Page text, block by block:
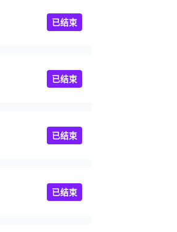
已结束
已结束
已结束
已结束